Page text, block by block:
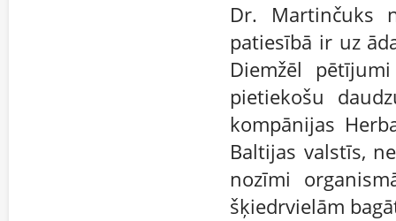
Dr. Martinčuks
patiesībā ir uz
Diemžēl
pietiekošu
kompānijas
Baltijas valstīs,
nozīmi
šķiedrvielām